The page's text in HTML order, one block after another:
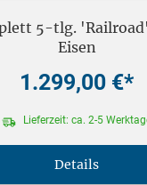
5-tlg.
Eisen
1.299,00 €*
Lieferzeit: ca. 2-5
Details